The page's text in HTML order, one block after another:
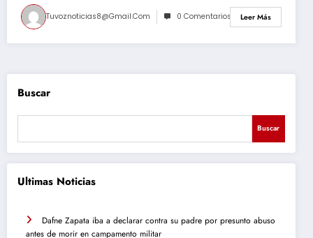
Tuvoznoticias8@gmail.com 0 Comentarios Leer Más
Buscar
Buscar
Ultimas Noticias
Dafne Zapata iba a declarar contra su padre por presunto abuso
antes de morir en campamento militar